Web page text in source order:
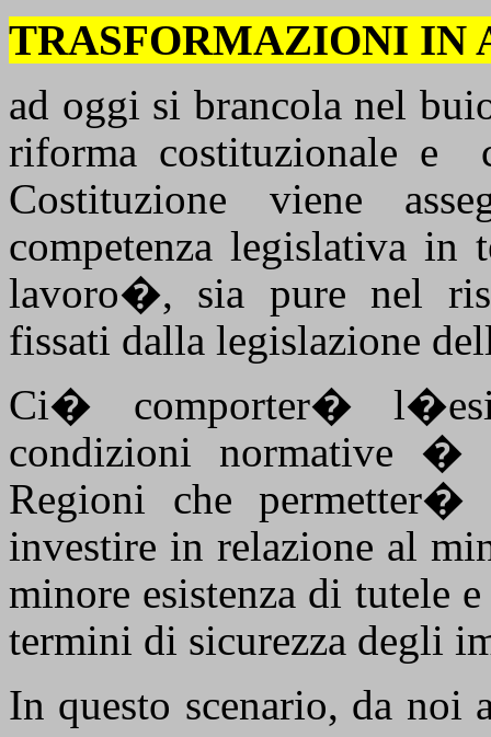
TRASFORMAZIONI IN
ad oggi si brancola nel
riforma costituzionale e
Costituzione viene
competenza legislativa
lavoro�, sia pure nel
fissati dalla legislazione
Ci� comporter�
condizioni normative
Regioni che permetter�
investire in relazione al
minore esistenza di tutele
termini di sicurezza degli
In questo scenario, da noi